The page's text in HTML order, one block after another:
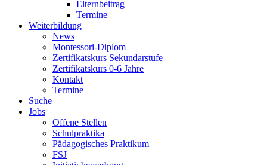
Elternbeitrag
Termine
Weiterbildung
News
Montessori-Diplom
Zertifikatskurs Sekundarstufe
Zertifikatskurs 0-6 Jahre
Kontakt
Termine
Suche
Jobs
Offene Stellen
Schulpraktika
Pädagogisches Praktikum
FSJ